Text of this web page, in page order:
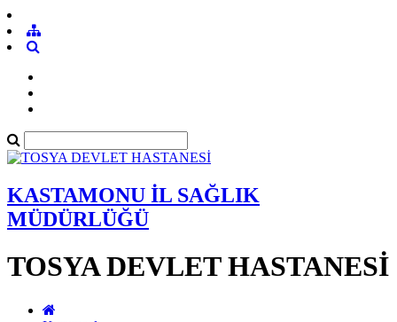
KASTAMONU İL SAĞLIK
MÜDÜRLÜĞÜ
TOSYA DEVLET HASTANESİ